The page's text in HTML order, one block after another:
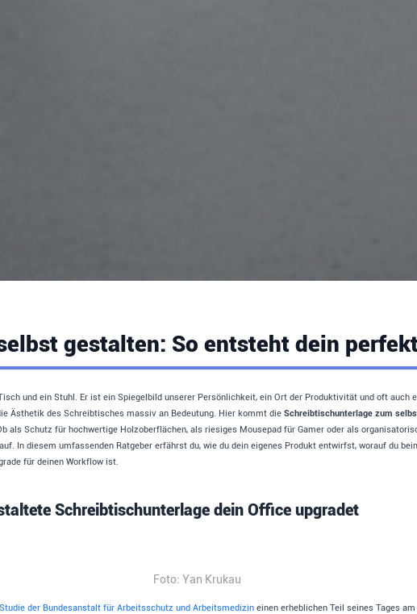
gestalten: So entsteht dein
und ein Stuhl. Er ist ein Spiegelbild unserer Persönlichkeit, ein Ort der Produktivität und oft auch
Ästhetik des Schreibtisches massiv an Bedeutung. Hier kommt die Schreibtischunterlage zum
als Schutz für hochwertige Holzoberflächen, als riesiges Mousepad für Gamer oder als
In diesem umfassenden Ratgeber erfährst du, wie du dein eigenes Produkt entwirfst, worauf du
für deinen Workflow ist.
Schreibtischunterlage dein Office upgradet
Foto: Yan Krukau
Studie der Bundesanstalt für Arbeitsschutz und Arbeitsmedizin einen erheblichen Teil seines Tages